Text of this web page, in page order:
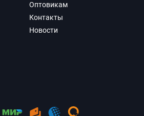
Оптовикам
Контакты
Новости